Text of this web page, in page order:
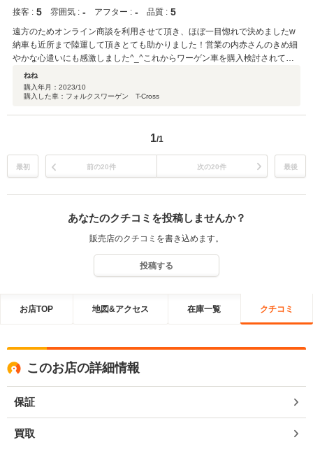
接客 : 5 雰囲気 : ‐ アフター : ‐ 品質 : 5
遠方のためオンライン商談を利用させて頂き、ほぼ一目惚れで決めましたw
納車も近所まで陸運して頂きとても助かりました！営業の内赤さんのきめ細
やかな心遣いにも感激しました^_^これからワーゲン車を購入検討されてい
る方に自信をもっておススメします！
ねね
購入年月： 2023/10
購入した車：フォルクスワーゲン T-Cross
1/1
最初 前の20件 次の20件 最後
あなたのクチコミを投稿しませんか？
販売店のクチコミを書き込めます。
投稿する
お店TOP 地図&アクセス 在庫一覧 クチコミ
このお店の詳細情報
保証
買取